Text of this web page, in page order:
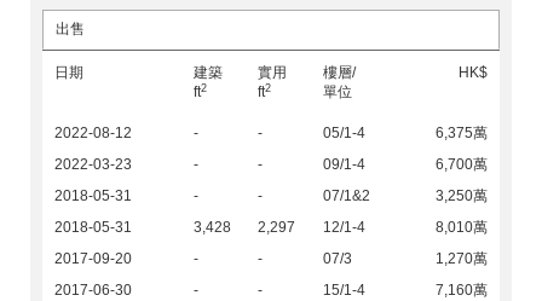
出售
日期
建築
ft2
實用
ft2
樓層/
單位
HK$
2022-08-12 - - 05/1-4
6,375萬
2022-03-23
- - 09/1-4
6,700萬
2018-05-31
- - 07/1&2
3,250萬
2018-05-31
3,428 2,297 12/1-4
8,010萬
2017-09-20
- - 07/3
1,270萬
2017-06-30
- - 15/1-4
7,160萬